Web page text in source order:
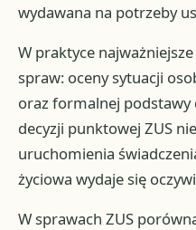
wydawana na potrzeby
W praktyce
spraw: oceny sytuacji
oraz formalnej podstawy
decyzji punktowej ZUS
uruchomienia
życiowa wydaje się
W sprawach ZUS